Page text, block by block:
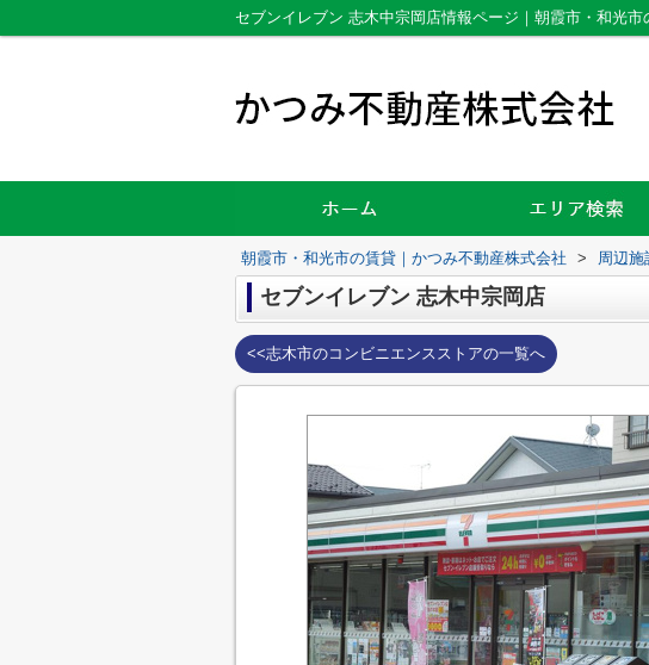
セブンイレブン 志木中宗岡店情報ページ｜朝霞市・和光
朝霞市・和光市の賃貸｜かつみ不動産株式会社 > 周辺施
セブンイレブン 志木中宗岡店
<<志木市のコンビニエンスストアの一覧へ